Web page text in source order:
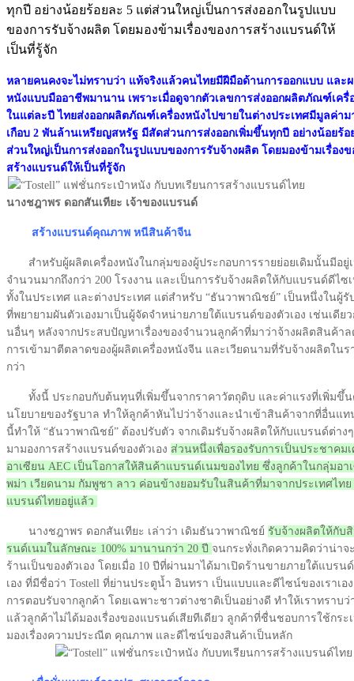
ทุกปี อย่างน้อยร้อยละ 5 แต่ส่วนใหญ่เป็นการส่งออกในรูปแบบ
ของการรับจ้างผลิต โดยมองข้ามเรื่องของการสร้างแบรนด์ให้
เป็นที่รู้จัก
หลายคนคงจะไม่ทราบว่า แท้จริงแล้วคนไทยมีฝีมือด้านการออกแบบ และผ
หนังแบบมืออาชีพมานาน เพราะเมื่อดูจากตัวเลขการส่งออกผลิตภัณฑ์เครื่
ในแต่ละปี ไทยส่งออกผลิตภัณฑ์เครื่องหนังไปขายในต่างประเทศมีมูลค่าม
เกือบ 2 พันล้านเหรียญสหรัฐ มีสัดส่วนการส่งออกเพิ่มขึ้นทุกปี อย่างน้อยร้อ
ส่วนใหญ่เป็นการส่งออกในรูปแบบของการรับจ้างผลิต โดยมองข้ามเรื่องข
สร้างแบรนด์ให้เป็นที่รู้จัก
นางชฎาพร ดอกสันเทียะ เจ้าของแบรนด์
สร้างแบรนด์คุณภาพ หนีสินค้าจีน
สำหรับผู้ผลิตเครื่องหนังในกลุ่มของผู้ประกอบการรายย่อยเดิมนั้นมีอยู่
จำนวนมากถึงกว่า 200 โรงงาน และเป็นการรับจ้างผลิตให้กับแบรนด์ดีไซ
ทั้งในประเทศ และต่างประเทศ แต่สำหรับ “ธันวาพาณิชย์” เป็นหนึ่งในผู้รั
ที่พยายามผันตัวเองมาเป็นผู้จัดจำหน่ายภายใต้แบรนด์ของตัวเอง เช่นเดียว
นอื่นๆ หลังจากประสบปัญหาเรื่องของจำนวนลูกค้าที่มาว่าจ้างผลิตสินค้าล
การเข้ามาตีตลาดของผู้ผลิตเครื่องหนังจีน และเวียดนามที่รับจ้างผลิตในร
กว่า
ทั้งนี้ ประกอบกับต้นทุนที่เพิ่มขึ้นจากราคาวัตถุดิบ และค่าแรงที่เพิ่มขึ้น
นโยบายของรัฐบาล ทำให้ลูกค้าหันไปว่าจ้างและนำเข้าสินค้าจากที่อื่นแท
นี้ทำให้ “ธันวาพาณิชย์” ต้องปรับตัว จากเดิมรับจ้างผลิตให้กับแบรนด์ต่าง
มามองการสร้างแบรนด์ของตัวเอง ส่วนหนึ่งเพื่อรองรับการเป็นประชาคม
อาเซียน AEC เป็นโอกาสให้สินค้าแบรนด์เนมของไทย ซึ่งลูกค้าในกลุ่มอา
พม่า เวียดนาม กัมพูชา ลาว ค่อนข้างยอมรับในสินค้าที่มาจากประเทศไทย
แบรนด์ไทยอยู่แล้ว
นางชฎาพร ดอกสันเทียะ เล่าว่า เดิมธันวาพาณิชย์ รับจ้างผลิตให้กับ
รนด์เนมในลักษณะ 100% มานานกว่า 20 ปี จนกระทั่งเกิดความคิดว่าน่าจ
ร้านเป็นของตัวเอง โดยเมื่อ 10 ปีที่ผ่านมาได้มาเปิดร้านขายภายใต้แบรน
เอง ที่มีชื่อว่า Tostell ที่ย่านประตูน้ำ อินทรา เป็นแบบและดีไซน์ของเราเอ
การตอบรับจากลูกค้า โดยเฉพาะชาวต่างชาติเป็นอย่างดี ทำให้เราทราบว่
แล้วลูกค้าไม่ได้มองเรื่องของแบรนด์เสียทีเดียว ลูกค้าที่ชื่นชอบการใช้กระ
มองเรื่องความประณีต คุณภาพ และดีไซน์ของสินค้าเป็นหลัก